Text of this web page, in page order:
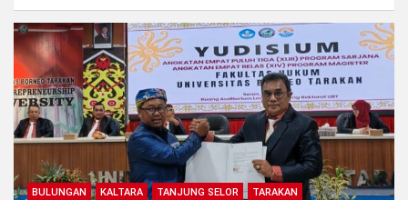
BULUNGAN KALTARA TANJUNG SELOR TARAKAN